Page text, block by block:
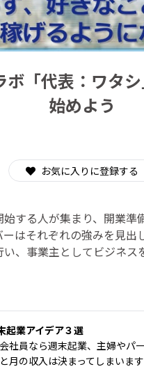
「代表：ワタ
始めよう
お気に入りに登録する
する人が集まり、開業
はそれぞれの強みを見
、事業主としてビジネス
起業アイデア３選
社員なら週末起業、主婦やパ
月の収入は決まってしまいま